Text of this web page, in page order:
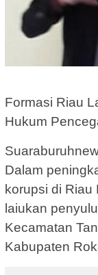
Formasi Riau
Hukum
Dalam
korupsi di Riau
laiukan
Kecamatan
Kabupaten